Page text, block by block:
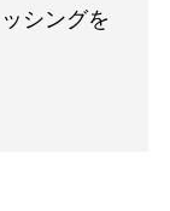
シングを